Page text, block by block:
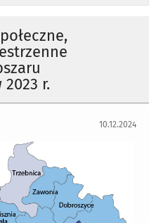
r.
10.12.2024